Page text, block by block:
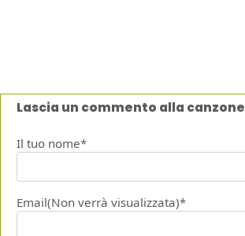
Lascia un commento alla canzone
Il tuo nome*
Email(Non verrà visualizzata)*